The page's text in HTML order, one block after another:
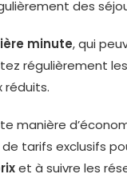
des
minute, qui
régulièrement
réduits.
manière
tarifs exclusifs
et à suivre les